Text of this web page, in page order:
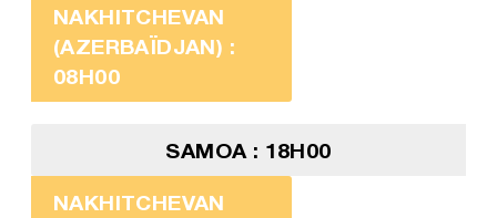
NAKHITCHEVAN
(AZERBAÏDJAN) :
08H00
SAMOA : 18H00
NAKHITCHEVAN